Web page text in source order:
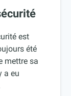
est
été
mettre sa
a eu